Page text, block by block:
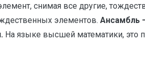
снимая все другие,
элементов. Ансамбль
На языке высшей математики, это